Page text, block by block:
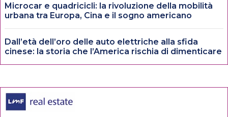
Microcar e quadricicli: la rivoluzione della mobilità
urbana tra Europa, Cina e il sogno americano
Dall’età dell’oro delle auto elettriche alla sfida
cinese: la storia che l’America rischia di dimenticare